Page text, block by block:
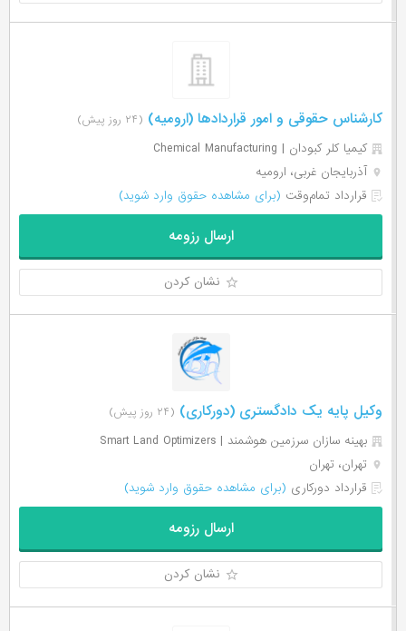
کارشناس حقوقی و امور قراردادها (ارومیه) (۲۴ روز پیش)
کیمیا کلر کبودان | Chemical Manufacturing
آذربایجان غربی، ارومیه
قرارداد تمام‌وقت (برای مشاهده حقوق وارد شوید)
ارسال رزومه
نشان کردن
وکیل پایه یک دادگستری (دورکاری) (۲۴ روز پیش)
بهینه سازان سرزمین هوشمند | Smart Land Optimizers
تهران، تهران
قرارداد دورکاری (برای مشاهده حقوق وارد شوید)
ارسال رزومه
نشان کردن